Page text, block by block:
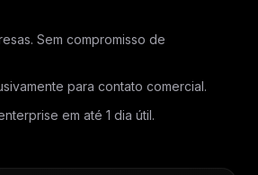
Sem compromisso de
para contato comercial.
em até 1 dia útil.